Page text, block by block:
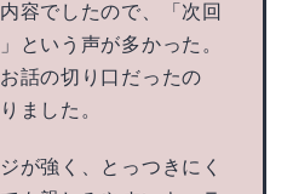
容でしたので、「次回
という声が多かった。
話の切り口だったの
ました。
が強く、とっつきにく